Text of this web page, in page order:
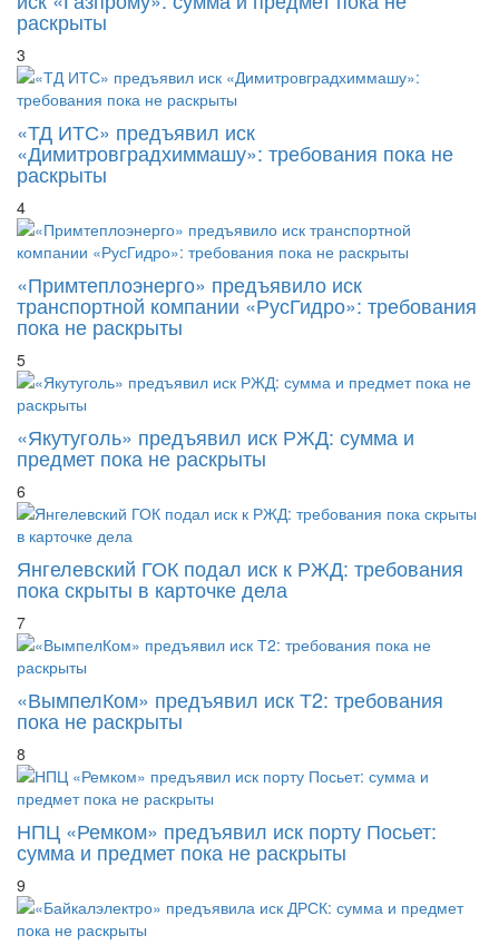
раскрыты
3
«ТД ИТС» предъявил иск
«Димитровградхиммашу»: требования пока не
раскрыты
4
«Примтеплоэнерго» предъявило иск
транспортной компании «РусГидро»: требования
пока не раскрыты
5
«Якутуголь» предъявил иск РЖД: сумма и
предмет пока не раскрыты
6
Янгелевский ГОК подал иск к РЖД: требования
пока скрыты в карточке дела
7
«ВымпелКом» предъявил иск Т2: требования
пока не раскрыты
8
НПЦ «Ремком» предъявил иск порту Посьет:
сумма и предмет пока не раскрыты
9